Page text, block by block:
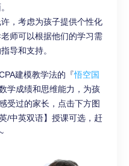
，考虑为孩子提供个性化
师可以根据他们的学习需
导和支持。
建模教学法的『悟空国
学成绩和思维能力，为孩
受过的家长，点击下方图
/中英双语】授课可选，赶